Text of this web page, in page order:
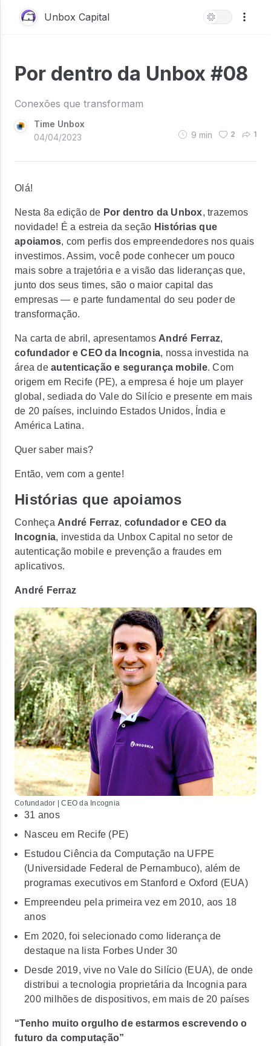
Unbox Capital
Por dentro da Unbox #08
Conexões que transformam
Time Unbox
04/04/2023
9 min 2 1
Olá!
Nesta 8a edição de Por dentro da Unbox, trazemos
novidade! É a estreia da seção Histórias que
apoiamos, com perfis dos empreendedores nos quais
investimos. Assim, você pode conhecer um pouco
mais sobre a trajetória e a visão das lideranças que,
junto dos seus times, são o maior capital das
empresas — e parte fundamental do seu poder de
transformação.
Na carta de abril, apresentamos André Ferraz,
cofundador e CEO da Incognia, nossa investida na
área de autenticação e segurança mobile. Com
origem em Recife (PE), a empresa é hoje um player
global, sediada do Vale do Silício e presente em mais
de 20 países, incluindo Estados Unidos, Índia e
América Latina.
Quer saber mais?
Então, vem com a gente!
Histórias que apoiamos
Conheça André Ferraz, cofundador e CEO da
Incognia, investida da Unbox Capital no setor de
autenticação mobile e prevenção a fraudes em
aplicativos.
André Ferraz
Cofundador | CEO da Incognia
31 anos
Nasceu em Recife (PE)
Estudou Ciência da Computação na UFPE
(Universidade Federal de Pernambuco), além de
programas executivos em Stanford e Oxford (EUA)
Empreendeu pela primeira vez em 2010, aos 18
anos
Em 2020, foi selecionado como liderança de
destaque na lista Forbes Under 30
Desde 2019, vive no Vale do Silício (EUA), de onde
distribui a tecnologia proprietária da Incognia para
200 milhões de dispositivos, em mais de 20 países
“Tenho muito orgulho de estarmos escrevendo o
futuro da computação”